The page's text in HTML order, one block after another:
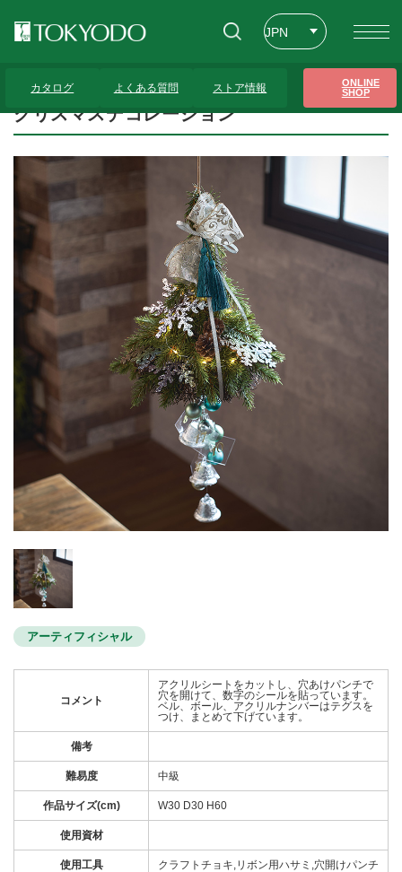
JPN
カタログ よくある質問 ストア情報
ONLINE
SHOP
クリスマスデコレーション
クリスマスデコレーション
アーティフィシャル
コメント
アクリルシートをカットし、穴あけパンチで
穴を開けて、数字のシールを貼っています。
ベル、ボール、アクリルナンバーはテグスを
つけ、まとめて下げています。
備考
難易度 中級
作品サイズ(cm) W30 D30 H60
使用資材
使用工具 クラフトチョキ,リボン用ハサミ,穴開けパンチ